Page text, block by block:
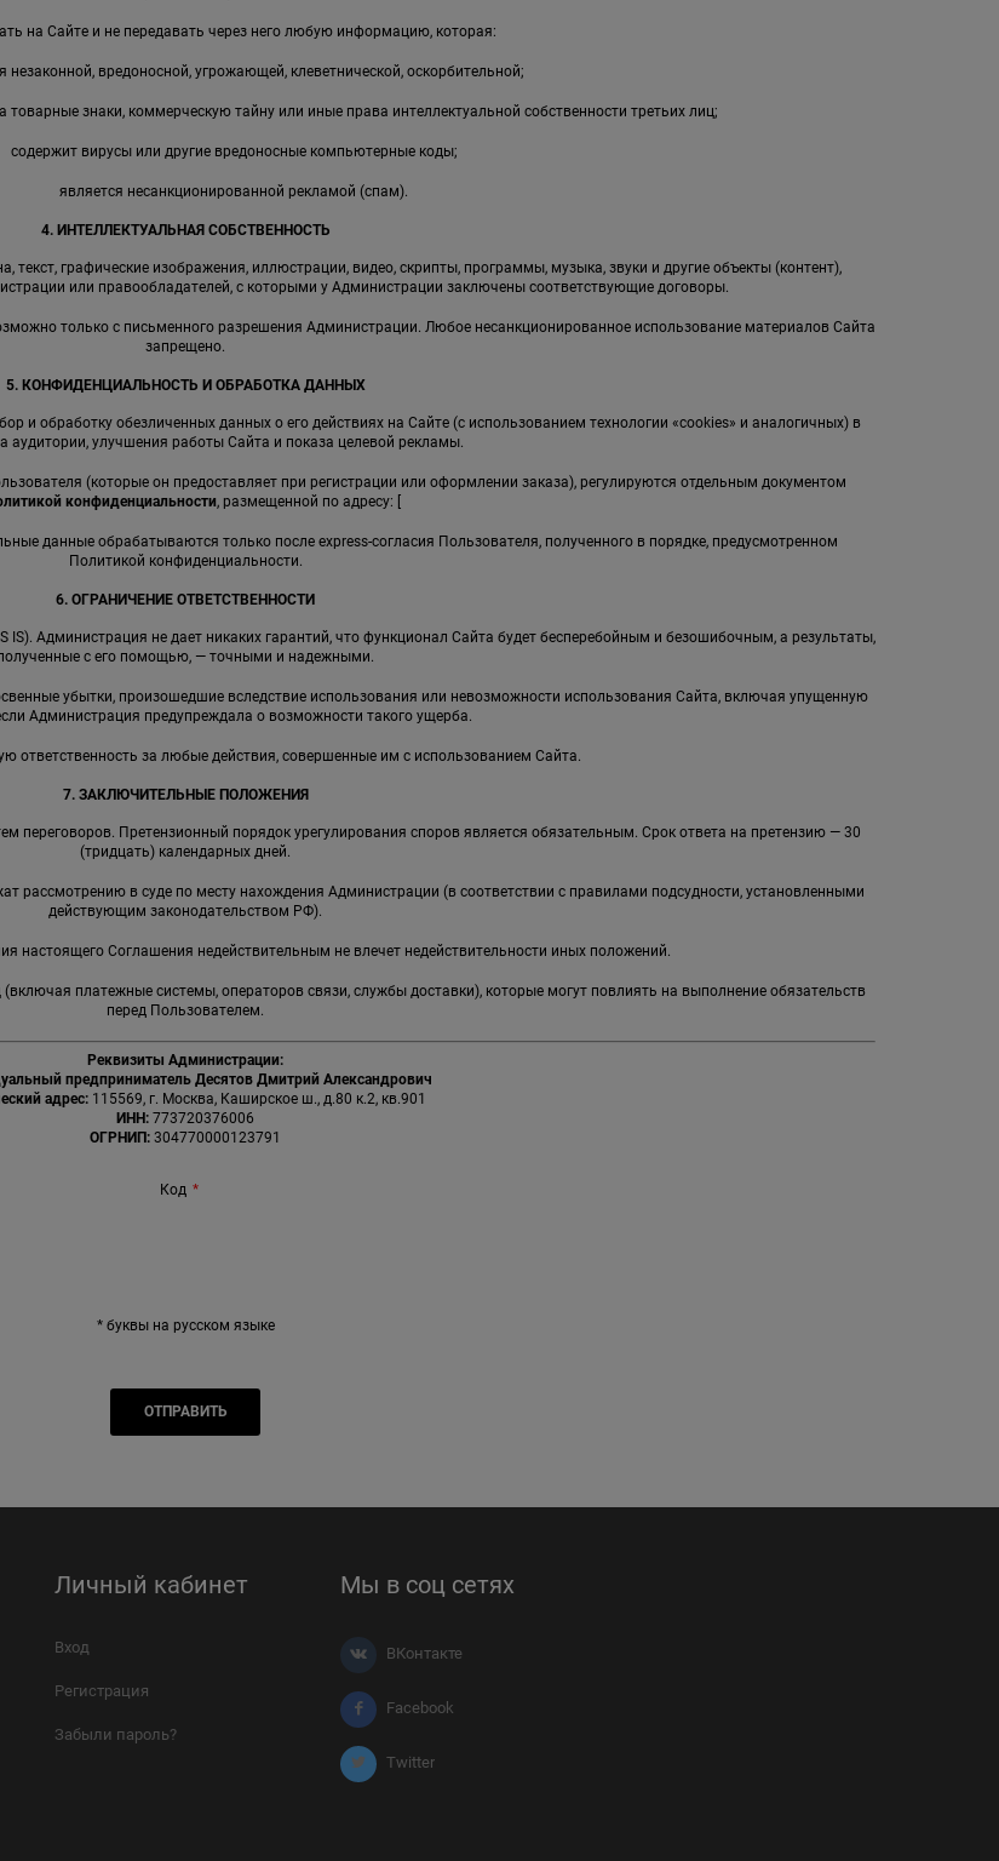
на Сайте и не передавать через него любую информацию, которая:
незаконной, вредоносной, угрожающей, клеветнической, оскорбительной;
товарные знаки, коммерческую тайну или иные права интеллектуальной собственности третьих лиц;
содержит вирусы или другие вредоносные компьютерные коды;
является несанкционированной рекламой (спам).
4. ИНТЕЛЛЕКТУАЛЬНАЯ СОБСТВЕННОСТЬ
графические изображения, иллюстрации, видео, скрипты, программы, музыка, звуки и другие объекты (контент),
или правообладателей, с которыми у Администрации заключены соответствующие договоры.
только с письменного разрешения Администрации. Любое несанкционированное использование материалов Сайта
запрещено.
5. КОНФИДЕНЦИАЛЬНОСТЬ И ОБРАБОТКА ДАННЫХ
и обработку обезличенных данных о его действиях на Сайте (с использованием технологии «cookies» и аналогичных) в
аудитории, улучшения работы Сайта и показа целевой рекламы.
(которые он предоставляет при регистрации или оформлении заказа), регулируются отдельным документом
конфиденциальности, размещенной по адресу: [
данные обрабатываются только после express-согласия Пользователя, полученного в порядке, предусмотренном
Политикой конфиденциальности.
6. ОГРАНИЧЕНИЕ ОТВЕТСТВЕННОСТИ
IS). Администрация не дает никаких гарантий, что функционал Сайта будет бесперебойным и безошибочным, а результаты,
с его помощью, — точными и надежными.
убытки, произошедшие вследствие использования или невозможности использования Сайта, включая упущенную
Администрация предупреждала о возможности такого ущерба.
ответственность за любые действия, совершенные им с использованием Сайта.
7. ЗАКЛЮЧИТЕЛЬНЫЕ ПОЛОЖЕНИЯ
Претензионный порядок урегулирования споров является обязательным. Срок ответа на претензию — 30
(тридцать) календарных дней.
рассмотрению в суде по месту нахождения Администрации (в соответствии с правилами подсудности, установленными
действующим законодательством РФ).
настоящего Соглашения недействительным не влечет недействительности иных положений.
платежные системы, операторов связи, службы доставки), которые могут повлиять на выполнение обязательств
перед Пользователем.
Реквизиты Администрации:
предприниматель Десятов Дмитрий Александрович
адрес: 115569, г. Москва, Каширское ш., д.80 к.2, кв.901
ИНН: 773720376006
ОГРНИП: 304770000123791
Код
* буквы на русском языке
Личный кабинет
Вход
Регистрация
Забыли пароль?
Мы в соц сетях
ВКонтакте
Facebook
Twitter